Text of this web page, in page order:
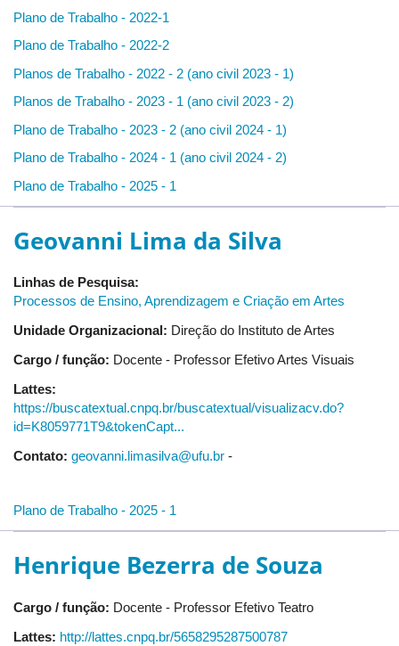
Plano de Trabalho - 2022-1
Plano de Trabalho - 2022-2
Planos de Trabalho - 2022 - 2 (ano civil 2023 - 1)
Planos de Trabalho - 2023 - 1 (ano civil 2023 - 2)
Plano de Trabalho - 2023 - 2 (ano civil 2024 - 1)
Plano de Trabalho - 2024 - 1 (ano civil 2024 - 2)
Plano de Trabalho - 2025 - 1
Geovanni Lima da Silva
Linhas de Pesquisa:
Processos de Ensino, Aprendizagem e Criação em Artes
Unidade Organizacional: Direção do Instituto de Artes
Cargo / função: Docente - Professor Efetivo Artes Visuais
Lattes:
https://buscatextual.cnpq.br/buscatextual/visualizacv.do?
id=K8059771T9&tokenCapt...
Contato: geovanni.limasilva@ufu.br -
Plano de Trabalho - 2025 - 1
Henrique Bezerra de Souza
Cargo / função: Docente - Professor Efetivo Teatro
Lattes: http://lattes.cnpq.br/5658295287500787